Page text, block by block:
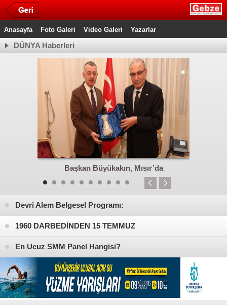
Anasayfa Foto Galeri Video Galeri Yazarlar
DÜNYA Haberleri
Başkan Büyükakın, Mısır’da
Devri Alem Belgesel Programı:
Amerika’dan Tarih ve Medeniyet İzleri
1960 DARBEDİNDEN 15 TEMMUZ
HAİN DARBE GİRİŞİMİNE ARŞİV
BELGELERİ İLE DARBELER TARİHİ
KİTAP VE FOTOPRAF SERGİSİ AÇTIK
En Ucuz SMM Panel Hangisi?